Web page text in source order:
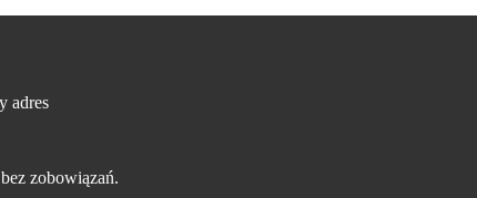
adres
zobowiązań.